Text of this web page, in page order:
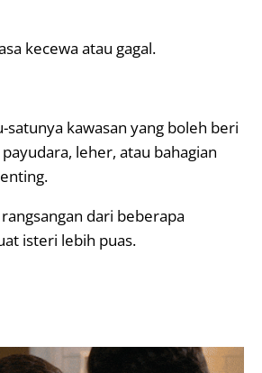
kecewa atau gagal.
satunya kawasan yang boleh beri
leher, atau bahagian
dari beberapa
isteri lebih puas.